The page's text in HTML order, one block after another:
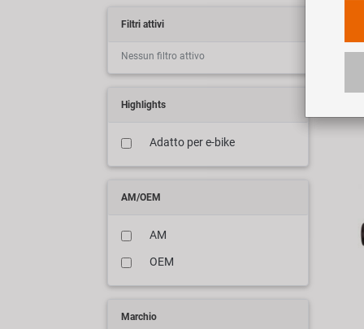
Filtri attivi
Nessun filtro attivo
Highlights
Adatto per e-bike
AM/OEM
AM
OEM
Marchio